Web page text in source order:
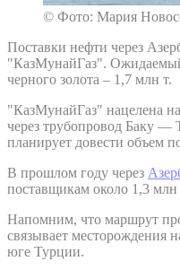
© Фото: Мария
Поставки нефти через
"КазМунайГаз".
черного золота – 1,7 млн т.
"КазМунайГаз" нацелена
через трубопровод Баку
планирует довести объем
В прошлом году через
поставщикам около 1,3 млн
Напомним, что маршрут
связывает месторождения
юге Турции.